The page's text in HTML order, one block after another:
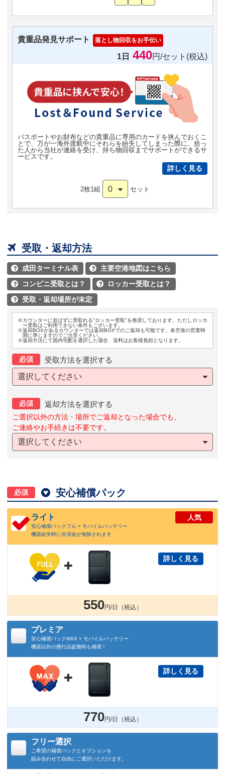
貴重品発見サポート 落とし物回収をお手伝い
1日 440円/セット(税込)
パスポートやお財布などの貴重品に専用のカードを挟んでおくこ
とで、万が一海外渡航中にそれらを紛失してしまった際に、拾っ
た人から当社が連絡を受け、持ち物回収までサポートができるサ
ービスです。
詳しく見る
2枚1組 0 セット
 受取・返却方法
 成田ターミナル表  主要空港地図はこちら
 コンビニ受取とは？  ロッカー受取とは？
 受取・返却場所が未定
※カウンターに並ばずに受取れる"ロッカー受取"を推奨しております。ただしロッカ
ー受取はご利用できない条件もございます。
※返却BOXがあるカウンターでは返却BOXでのご返却も可能です。各空港の営業時
間に準じますのでご注意ください。
※返却方法にて国内宅配を選択した場合、送料はお客様負担となります。
必須
受取方法を選択する
選択してください
必須 返却方法を選択する
ご選択以外の方法・場所でご返却となった場合でも、
ご連絡やお手続きは不要です。
選択してください
必須  安心補償パック
ライト
安心補償パックフル + モバイルバッテリー
機器紛失時に弁済金が免除されます
人気

詳しく見る
550円/日（税込）
プレミア
安心補償パックMAX + モバイルバッテリー
機器以外の携行品盗難時も補償！

詳しく見る
770円/日（税込）
フリー選択
ご希望の補償パックとオプションを
組み合わせて自由にご選択いただけます。